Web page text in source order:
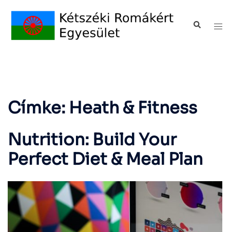
Címke: Heath & Fitness
Nutrition: Build Your
Perfect Diet & Meal Plan